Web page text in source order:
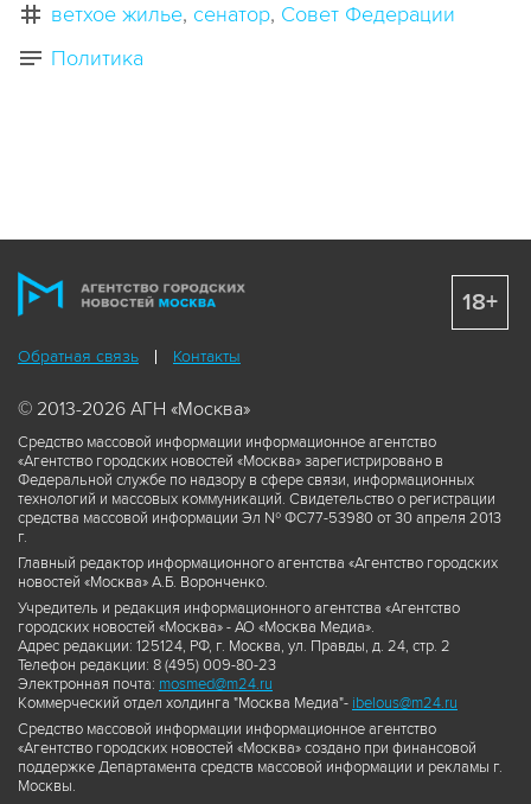
ветхое жилье сенатор Совет Федерации
Политика
Обратная связь Контакты
© 2013-2026 АГН «Москва»
Средство массовой информации информационное агентство
«Агентство городских новостей «Москва» зарегистрировано в
Федеральной службе по надзору в сфере связи, информационных
технологий и массовых коммуникаций. Свидетельство о регистрации
средства массовой информации Эл № ФС77-53980 от 30 апреля 2013
г.
Главный редактор информационного агентства «Агентство городских
новостей «Москва» А.Б. Воронченко.
Учредитель и редакция информационного агентства «Агентство
городских новостей «Москва» - АО «Москва Медиа».
Адрес редакции: 125124, РФ, г. Москва, ул. Правды, д. 24, стр. 2
Телефон редакции: 8 (495) 009-80-23
Электронная почта: mosmed@m24.ru
Коммерческий отдел холдинга "Москва Медиа"- ibelous@m24.ru
Средство массовой информации информационное агентство
«Агентство городских новостей «Москва» создано при финансовой
поддержке Департамента средств массовой информации и рекламы г.
Москвы.
18+